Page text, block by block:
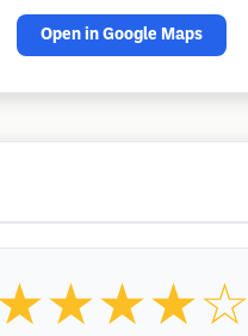
Open in Google Maps